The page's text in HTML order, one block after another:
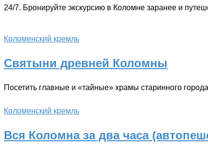
24/7. Бронируйте экскурсию в Коломне заранее и
Коломенский кремль
Святыни древней Коломны
Посетить главные и «тайные» храмы старинного
Коломенский кремль
Вся Коломна за два часа